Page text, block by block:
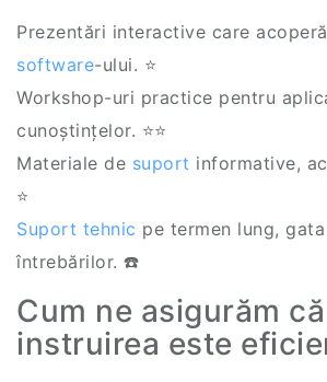
Prezentări interactive care
software-ului. ⭐
Workshop-uri practice pentru
cunoștințelor. ⭐‍⭐
Materiale de suport informative,
⭐
Suport tehnic pe termen lung,
întrebărilor. ☎️
Cum ne asigurăm că
instruirea este